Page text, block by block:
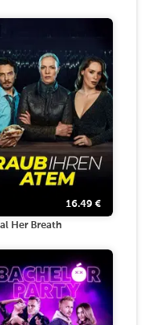
16.49 €
Her Breath